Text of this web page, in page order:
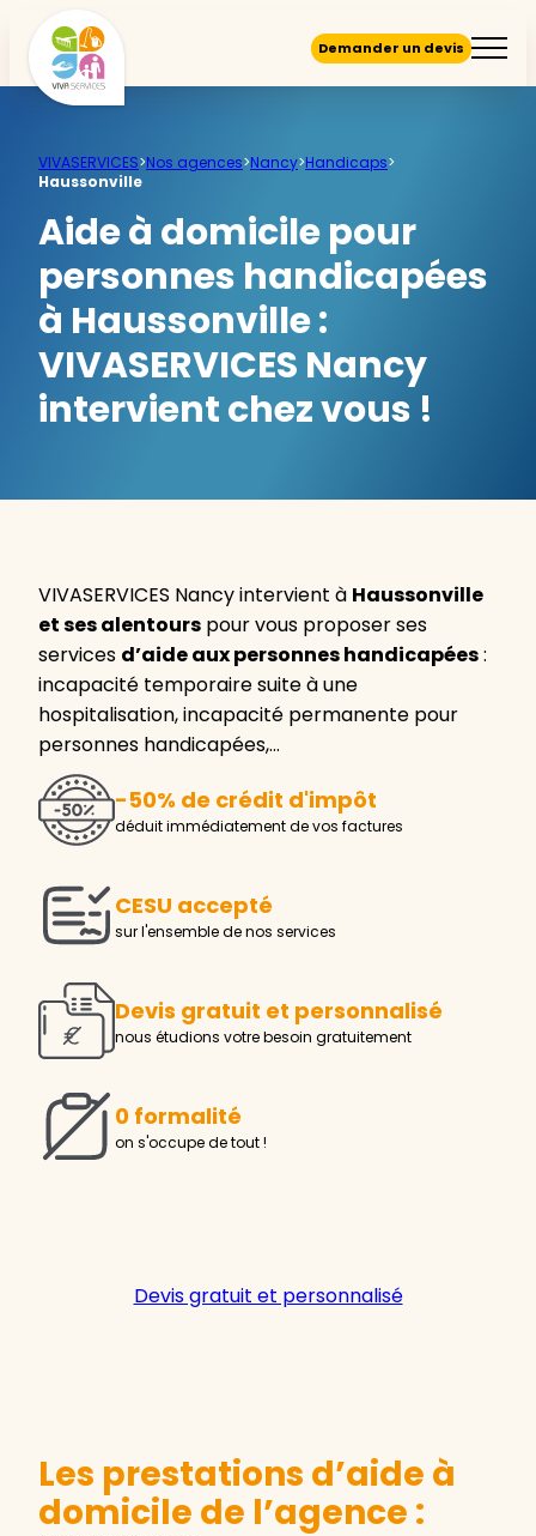
Demander un devis
VIVASERVICES>Nos agences>Nancy>Handicaps>
Haussonville
Aide à domicile pour
personnes handicapées
à Haussonville :
VIVASERVICES Nancy
intervient chez vous !
VIVASERVICES Nancy intervient à Haussonville
et ses alentours pour vous proposer ses
services d’aide aux personnes handicapées:
incapacité temporaire suite à une
hospitalisation, incapacité permanente pour
personnes handicapées,…
-50% de crédit d'impôt
déduit immédiatement de vos factures
CESU accepté
sur l'ensemble de nos services
Devis gratuit et personnalisé
nous étudions votre besoin gratuitement
0 formalité
on s'occupe de tout !
Devis gratuit et personnalisé
Les prestations d’aide à
domicile de l’agence :